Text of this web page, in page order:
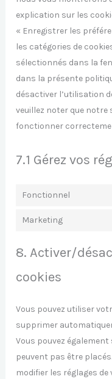
explication sur les
« Enregistrer les
les catégories de
sélectionnés dans la
dans la présente
désactiver l’utilisation
veuillez noter que
fonctionner
7.1 Gérez vos
Fonctionnel
Marketing
8. Activer/
cookies
Vous pouvez utiliser
supprimer
Vous pouvez
peuvent pas être
modifier les réglages